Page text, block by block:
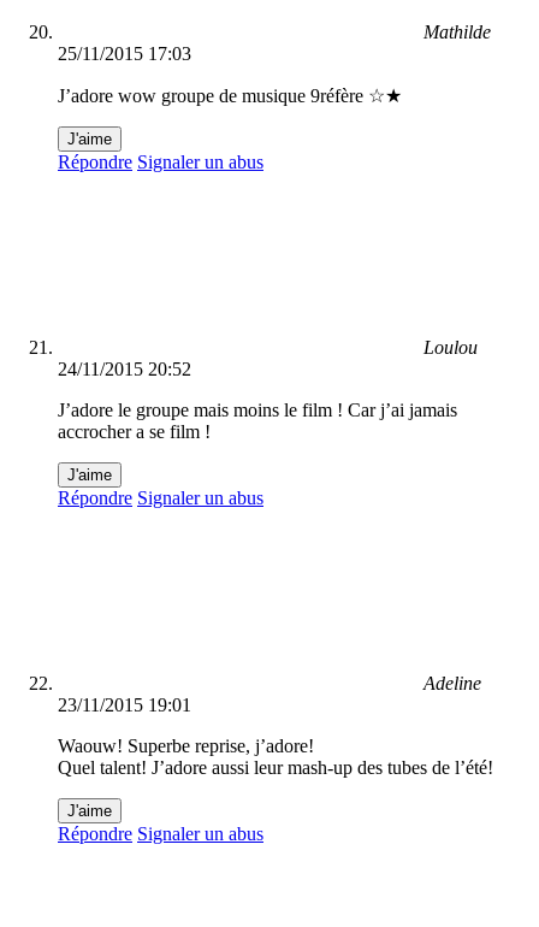
Mathilde
25/11/2015 17:03
J’adore wow groupe de musique 9réfère ☆★
J'aime
Répondre Signaler un abus
Loulou
24/11/2015 20:52
J’adore le groupe mais moins le film ! Car j’ai jamais
accrocher a se film !
J'aime
Répondre Signaler un abus
Adeline
23/11/2015 19:01
Waouw! Superbe reprise, j’adore!
Quel talent! J’adore aussi leur mash-up des tubes de l’été!
J'aime
Répondre Signaler un abus